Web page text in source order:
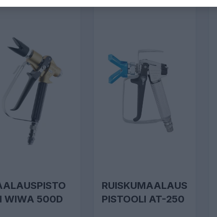
WIWA 500D
RUISKUMAALAUS
PISTOOLI AT-250